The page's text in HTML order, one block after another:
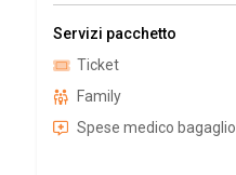
Servizi pacchetto
Ticket
Family
Spese medico bagaglio